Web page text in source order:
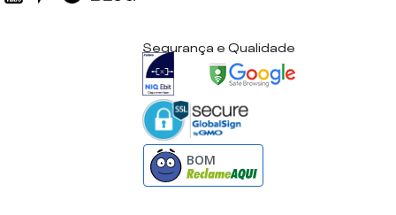
Segurança e Qualidade
BOM